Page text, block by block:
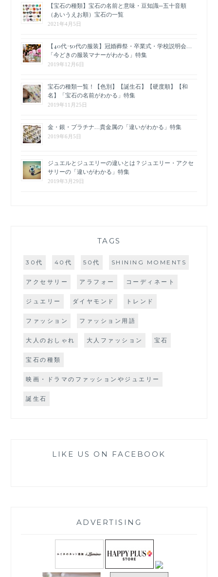
【宝石の種類】宝石の名前と意味・豆知識─五十音順
（あいうえお順）宝石の一覧
2021年4月5日
【40代･50代の服装】冠婚葬祭・卒業式・学校説明会…
「今どきの服装マナーがわかる」特集
2019年12月6日
宝石の種類一覧！【色別】【誕生石】【硬度順】【和
名】「宝石の名前がわかる」特集
2019年11月25日
金・銀・プラチナ…貴金属の「違いがわかる」特集
2019年6月5日
ジュエルとジュエリーの違いとは？ジュエリー・アクセ
サリーの「違いがわかる」特集
2019年3月29日
TAGS
30代 40代 50代 SHINING MOMENTS
アクセサリー アラフォー コーディネート
ジュエリー ダイヤモンド トレンド
ファッション ファッション用語
大人のおしゃれ 大人ファッション 宝石
宝石の種類
映画・ドラマのファッションやジュエリー
誕生石
LIKE US ON FACEBOOK
ADVERTISING